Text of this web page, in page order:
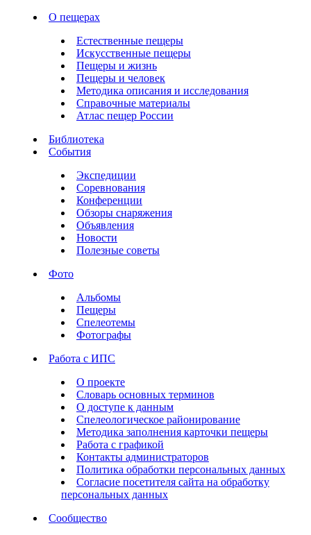
О пещерах
Естественные пещеры
Искусственные пещеры
Пещеры и жизнь
Пещеры и человек
Методика описания и исследования
Справочные материалы
Атлас пещер России
Библиотека
События
Экспедиции
Соревнования
Конференции
Обзоры снаряжения
Объявления
Новости
Полезные советы
Фото
Альбомы
Пещеры
Спелеотемы
Фотографы
Работа с ИПС
О проекте
Словарь основных терминов
О доступе к данным
Спелеологическое районирование
Методика заполнения карточки пещеры
Работа с графикой
Контакты администраторов
Политика обработки персональных данных
Согласие посетителя сайта на обработку
персональных данных
Сообщество